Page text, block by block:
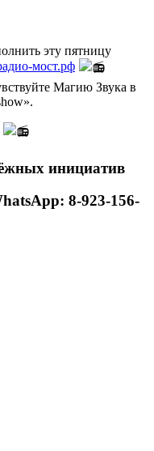
эту пятницу
мост.рф
Магию Звука в
инициатив
8-923-156-